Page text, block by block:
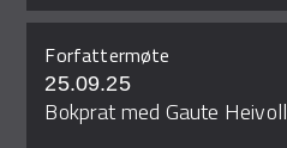
Forfattermøte
25.09.25
Bokprat med Gaute Heivoll